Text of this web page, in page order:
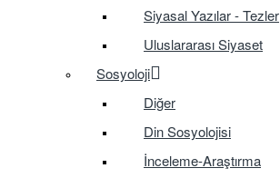
Siyasal Yazılar - Tezler
Uluslararası Siyaset
Sosyoloji
Diğer
Din Sosyolojisi
İnceleme-Araştırma